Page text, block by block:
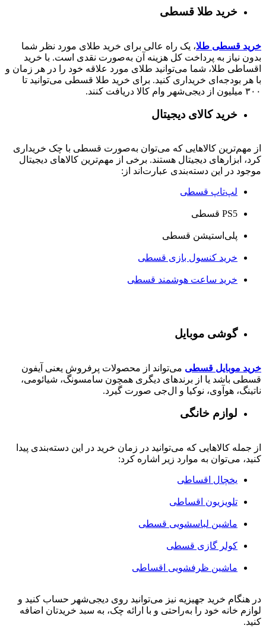
خرید طلا قسطی
خرید قسطی طلا، یک راه عالی برای خرید طلای مورد نظر شما
بدون نیاز به پرداخت کل هزینه آن به‌صورت نقدی است. با خرید
اقساطی طلا، شما می‌توانید طلای مورد علاقه خود را در هر زمان و
با هر بودجه‌ای خریداری کنید. برای خرید طلا قسطی می‌توانید تا
۳۰۰ میلیون از دیجی‌شهر وام کالا دریافت کنند.
خرید کالای دیجیتال
از مهم‌ترین کالاهایی که می‌توان به‌صورت قسطی با چک خریداری
کرد، ابزارهای دیجیتال هستند. برخی از مهم‌ترین کالاهای دیجیتال
موجود در این دسته‌بندی عبارت‌اند از:
لپ‌تاپ قسطی
PS5 قسطی
پلی‌استیشن قسطی
خرید کنسول بازی قسطی
خرید ساعت هوشمند قسطی
گوشی موبایل
خرید موبایل قسطی می‌تواند از محصولات پرفروش یعنی آیفون
قسطی باشد یا از برندهای دیگری همچون سامسونگ، شیائومی،
ناتینگ، هوآوی، نوکیا و ال‌جی صورت گیرد.
لوازم خانگی
از جمله کالاهایی که می‌توانید در زمان خرید در این دسته‌بندی پیدا
کنید، می‌توان به موارد زیر اشاره کرد:
یخچال اقساطی
تلویزیون اقساطی
ماشین لباسشویی قسطی
کولر گازی قسطی
ماشین ظرفشویی اقساطی
در هنگام خرید جهیزیه نیز می‌توانید روی دیجی‌شهر حساب کنید و
لوازم خانه خود را به‌راحتی و با ارائه چک، به سبد خریدتان اضافه
کنید.